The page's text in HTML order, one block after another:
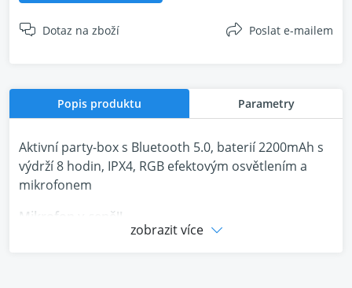
Dotaz na zboží Poslat e-mailem
Popis produktu Parametry
Aktivní party-box s Bluetooth 5.0, baterií 2200mAh s
výdrží 8 hodin, IPX4, RGB efektovým osvětlením a
mikrofonem
Mikrofon v ceně!!
zobrazit více